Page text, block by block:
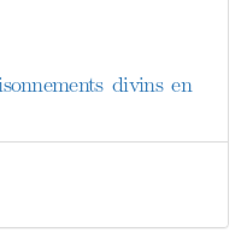
divins en